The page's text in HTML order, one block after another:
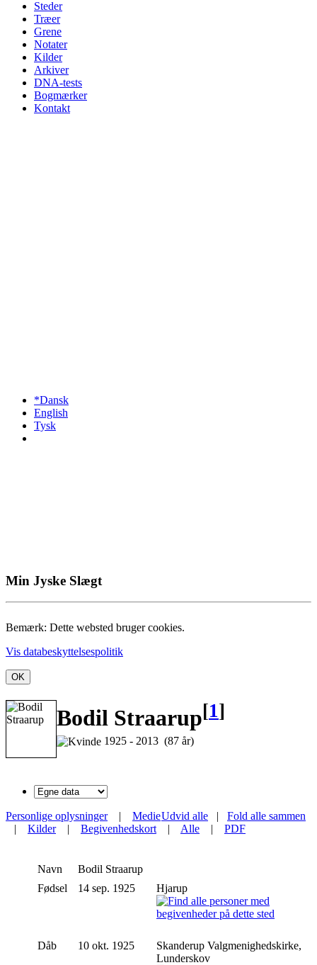
Steder
Træer
Grene
Notater
Kilder
Arkiver
DNA-tests
Bogmærker
Kontakt
*Dansk
English
Tysk
Min Jyske Slægt
Bemærk: Dette websted bruger cookies.
Vis databeskyttelsespolitik
OK
Bodil Straarup[1]
1925 - 2013 (87 år)
Udvid alle | Fold alle sammen
Personlige oplysninger| Medie
| Kilder| Begivenhedskort | Alle | PDF
Navn Bodil Straarup
Fødsel
14 sep. 1925 Hjarup
Dåb 10 okt. 1925
Skanderup Valgmenighedskirke,
Lunderskov